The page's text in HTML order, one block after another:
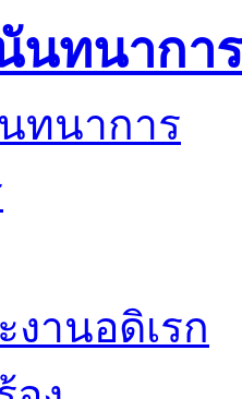
นทนาการ
านอดิเรก